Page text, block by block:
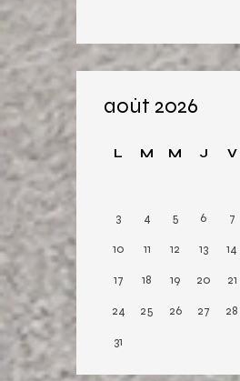
août 2026
L M M J V
3
4 5 6 7
10
11 12 13 14
17
18 19 20 21
24
25 26 27 28
31